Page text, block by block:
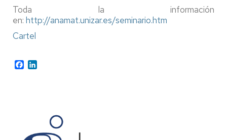
Toda la información
en: http://anamat.unizar.es/seminario.htm
Cartel
Facebook